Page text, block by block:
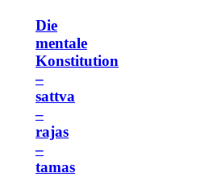
Die
mentale
Konstitution
–
sattva
–
rajas
–
tamas